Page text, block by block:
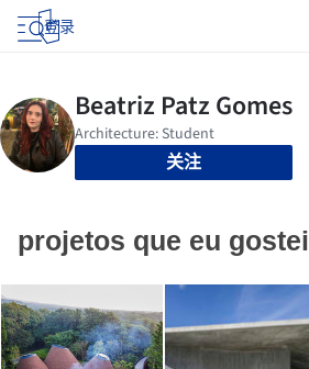
登录
关注
projetos que eu gostei